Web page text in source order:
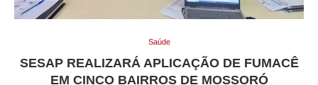
Saúde
SESAP REALIZARÁ APLICAÇÃO DE FUMACÊ
EM CINCO BAIRROS DE MOSSORÓ